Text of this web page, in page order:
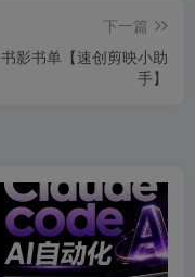
下一篇
书影书单【速创剪映小助
手】